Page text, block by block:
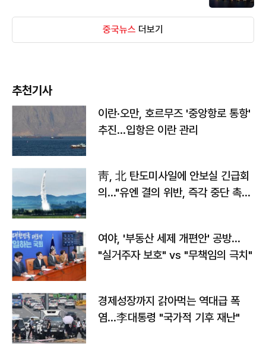
중국뉴스 더보기
추천기사
이란·오만, 호르무즈 '중앙항로 통항'
추진…입항은 이란 관리
靑, 北 탄도미사일에 안보실 긴급회
의…"유엔 결의 위반, 즉각 중단 촉
여야, '부동산 세제 개편안' 공방…
"실거주자 보호" vs "무책임의 극치"
경제성장까지 갉아먹는 역대급 폭
염…李대통령 "국가적 기후 재난"